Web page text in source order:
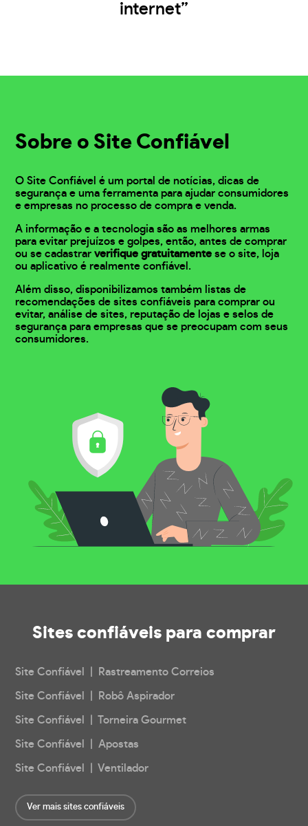
internet”
Sobre o Site Confiável
O Site Confiável é um portal de notícias, dicas de
segurança e uma ferramenta para ajudar consumidores
e empresas no processo de compra e venda.
A informação e a tecnologia são as melhores armas
para evitar prejuízos e golpes, então, antes de comprar
ou se cadastrarverifique gratuitamente se o site, loja
ou aplicativo é realmente confiável.
Além disso, disponibilizamos também listas de
recomendações de sites confiáveis para comprar ou
evitar, análise de sites, reputação de lojas e selos de
segurança para empresas que se preocupam com seus
consumidores.
Sites confiáveis para comprar
Site Confiável | Rastreamento Correios
Site Confiável | Robô Aspirador
Site Confiável | Torneira Gourmet
Site Confiável | Apostas
Site Confiável | Ventilador
Ver mais sites confiáveis